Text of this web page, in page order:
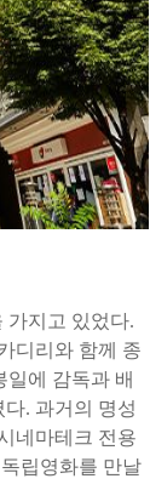
가지고 있었다.
디리와 함께 종
일에 감독과 배
다. 과거의 명성
네마테크 전용
립영화를 만날